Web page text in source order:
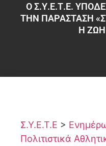
Ο Σ.Υ.Ε.Τ.Ε.
ΤΗΝ ΠΑΡΑΣΤΑΣΗ
Η
Σ.Υ.Ε.Τ.Ε >
Πολιτιστικά